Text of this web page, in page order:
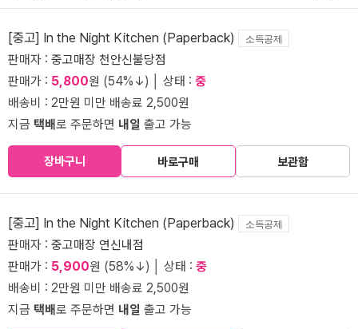
[중고] In the Night Kitchen (Paperback) 소득공제
판매자 : 중고매장 천안신불당점
판매가 : 5,800원 (54%↓) │ 상태 : 중
배송비 : 2만원 미만 배송료 2,500원
지금 택배로 주문하면 내일 출고 가능
장바구니 바로구매 보관함
[중고] In the Night Kitchen (Paperback) 소득공제
판매자 : 중고매장 연신내점
판매가 : 5,900원 (58%↓) │ 상태 : 중
배송비 : 2만원 미만 배송료 2,500원
지금 택배로 주문하면 내일 출고 가능